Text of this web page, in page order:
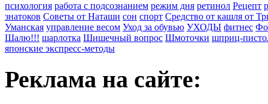
психология работа с подсознанием режим дня ретинол Рецепт
знатоков Советы от Наташи сон спорт Средство от кашля от
Уманская управление весом Уход за обувью УХОДЫ фитнес
Шалю!!! шарлотка Шишечный вопрос Шмоточки шприц-
японские экспресс-методы
Реклама на сайте: